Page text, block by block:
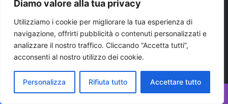
Diamo valore alla tua privacy
Utilizziamo i cookie per migliorare la tua esperienza di
navigazione, offrirti pubblicità o contenuti personalizzati e
analizzare il nostro traffico. Cliccando “Accetta tutti”,
acconsenti al nostro utilizzo dei cookie.
Personalizza Rifiuta tutto Accettare tutto
Sport Lecce
Sport Taranto
Storie
Satira
studenti
(15)